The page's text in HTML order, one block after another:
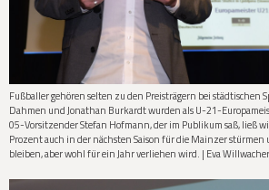
Fußballer gehören selten zu den Preisträgern bei städtischen
Dahmen und Jonathan Burkardt wurden als U-21-
05-Vorsitzender Stefan Hofmann, der im Publikum saß, ließ
Prozent auch in der nächsten Saison für die Mainzer
bleiben, aber wohl für ein Jahr verliehen wird. | Eva Willwacher